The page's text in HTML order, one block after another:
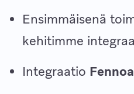
Ensimmäisenä
kehitimme
Integraatio